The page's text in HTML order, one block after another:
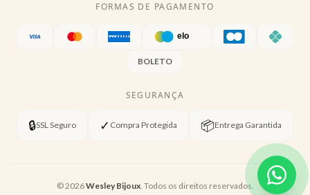
FORMAS DE PAGAMENTO
BOLETO
SEGURANÇA
🔒SSL Seguro ✓ Compra Protegida 📦Entrega Garantida
©2026Wesley Bijoux. Todos os direitos reservados.